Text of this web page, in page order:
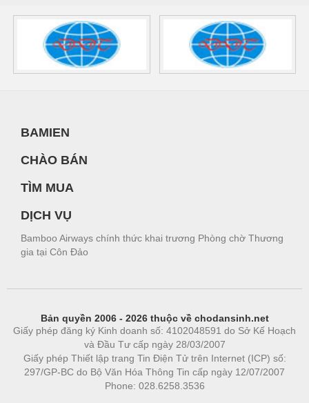
BAMIEN
CHÀO BÁN
TÌM MUA
DỊCH VỤ
Bamboo Airways chính thức khai trương Phòng chờ Thương
gia tại Côn Đảo
Bản quyền 2006 - 2026 thuộc về chodansinh.net
Giấy phép đăng ký Kinh doanh số: 4102048591 do Sở Kế Hoạch
và Đầu Tư cấp ngày 28/03/2007
Giấy phép Thiết lập trang Tin Điện Tử trên Internet (ICP) số:
297/GP-BC do Bộ Văn Hóa Thông Tin cấp ngày 12/07/2007
Phone: 028.6258.3536